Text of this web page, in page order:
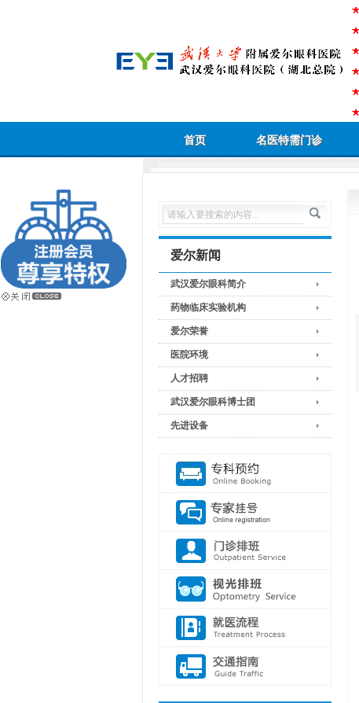
首页 名医特需门诊
爱尔新闻
武汉爱尔眼科简介
药物临床实验机构
爱尔荣誉
医院环境
人才招聘
武汉爱尔眼科博士团
先进设备